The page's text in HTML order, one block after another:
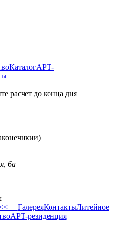
КаталогАРТ-
расчет до конца дня
6а
ГалереяКонтактыЛитейное
АРТ-резиденция